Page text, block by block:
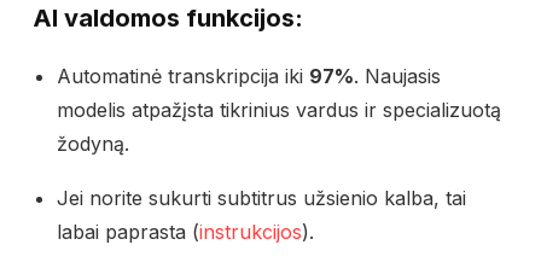
AI valdomos funkcijos:
Automatinė transkripcija iki 97%. Naujasis
modelis atpažįsta tikrinius vardus ir specializuotą
žodyną.
Jei norite sukurti subtitrus užsienio kalba, tai
labai paprasta (instrukcijos).